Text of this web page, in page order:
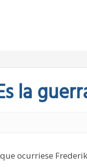
la
ocurriese